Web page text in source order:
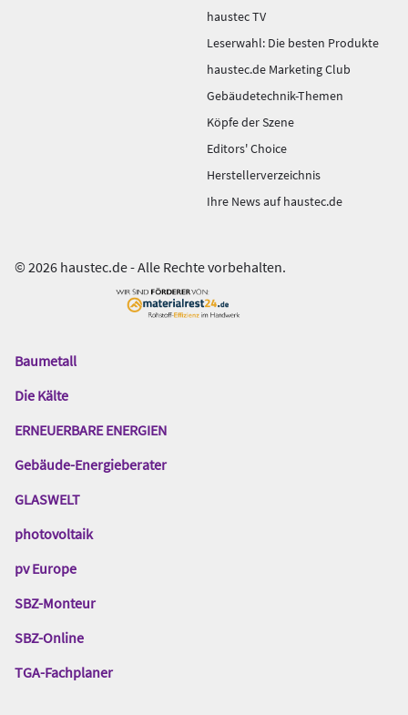
haustec TV
Leserwahl: Die besten Produkte
haustec.de Marketing Club
Gebäudetechnik-Themen
Köpfe der Szene
Editors' Choice
Herstellerverzeichnis
Ihre News auf haustec.de
© 2026 haustec.de - Alle Rechte vorbehalten.
Das
Gentner
Baumetall
Die Kälte
ERNEUERBARE ENERGIEN
Gebäude-Energieberater
GLASWELT
photovoltaik
pv Europe
SBZ-Monteur
SBZ-Online
TGA-Fachplaner